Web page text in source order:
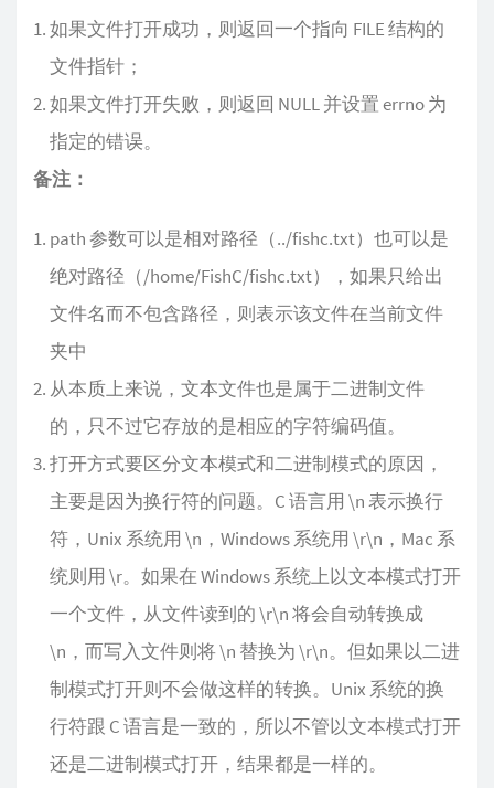
如果文件打开成功，则返回一个指向 FILE 结构的
文件指针；
如果文件打开失败，则返回 NULL 并设置 errno 为
指定的错误。
备注：
path 参数可以是相对路径（../fishc.txt）也可以是
绝对路径（/home/FishC/fishc.txt），如果只给出
文件名而不包含路径，则表示该文件在当前文件
夹中
从本质上来说，文本文件也是属于二进制文件
的，只不过它存放的是相应的字符编码值。
打开方式要区分文本模式和二进制模式的原因，
主要是因为换行符的问题。C 语言用 \n 表示换行
符，Unix 系统用 \n，Windows 系统用 \r\n，Mac 系
统则用 \r。如果在 Windows 系统上以文本模式打开
一个文件，从文件读到的 \r\n 将会自动转换成
\n，而写入文件则将 \n 替换为 \r\n。但如果以二进
制模式打开则不会做这样的转换。Unix 系统的换
行符跟 C 语言是一致的，所以不管以文本模式打开
还是二进制模式打开，结果都是一样的。